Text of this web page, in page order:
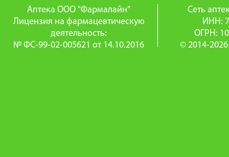
Аптека ООО "Фармалайн"
Лицензия на фармацевтическую
деятельность:
№ ФС-99-02-005621 от 14.10.2016
Сеть
ИНН:
ОГРН:
© 2014-